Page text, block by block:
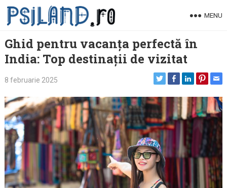
Skip
MENU
Ghid pentru vacanța perfectă în
India: Top destinații de vizitat
8 februarie 2025